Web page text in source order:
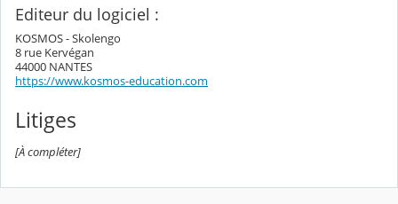
Editeur du logiciel :
KOSMOS - Skolengo
8 rue Kervégan
44000 NANTES
https://www.kosmos-education.com
Litiges
[À compléter]